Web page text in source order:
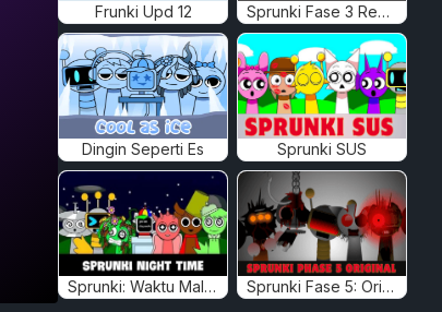
Frunki Upd 12 Sprunki Fase 3 Remastered
Dingin Seperti Es Sprunki SUS
Sprunki: Waktu Malam Sprunki Fase 5: Original